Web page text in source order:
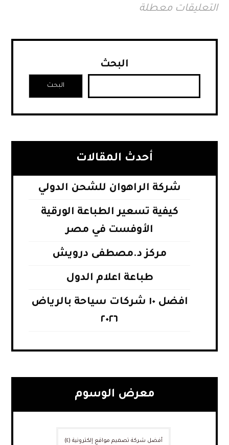
التعليقات معطلة
البحث
البحث
أحدث المقالات
شركة الراهوان للشحن الدولي
كيفية تسعير الطباعة الورقية
الأوفست في مصر
مركز د.مصطفى درويش
طباعة اعلام الدول
افضل ١٠ شركات سياحة بالرياض
٢٠٢٦
معرض الوسوم
أفضل شركة تصميم مواقع إلكترونية (٤)